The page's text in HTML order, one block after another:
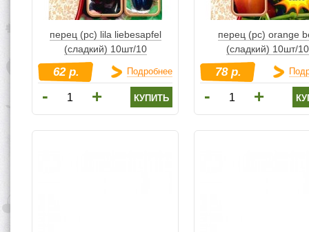
перец (рс) lila liebesapfel
(сладкий) 10шт/10
62 р. Подробнее
- + купить
перец (рс) orange
(сладкий) 10шт/10
78 р.
- +